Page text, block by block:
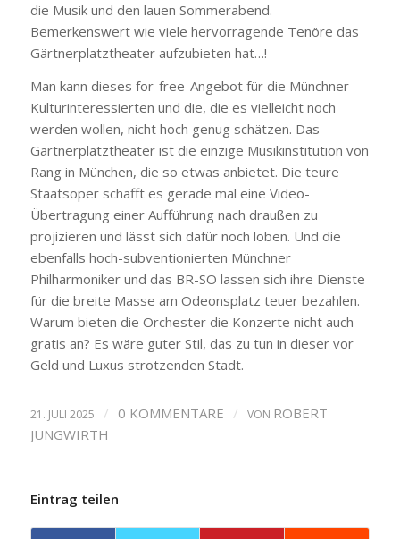
die Musik und den lauen Sommerabend.
Bemerkenswert wie viele hervorragende Tenöre das
Gärtnerplatztheater aufzubieten hat…!
Man kann dieses for-free-Angebot für die Münchner
Kulturinteressierten und die, die es vielleicht noch
werden wollen, nicht hoch genug schätzen. Das
Gärtnerplatztheater ist die einzige Musikinstitution von
Rang in München, die so etwas anbietet. Die teure
Staatsoper schafft es gerade mal eine Video-
Übertragung einer Aufführung nach draußen zu
projizieren und lässt sich dafür noch loben. Und die
ebenfalls hoch-subventionierten Münchner
Philharmoniker und das BR-SO lassen sich ihre Dienste
für die breite Masse am Odeonsplatz teuer bezahlen.
Warum bieten die Orchester die Konzerte nicht auch
gratis an? Es wäre guter Stil, das zu tun in dieser vor
Geld und Luxus strotzenden Stadt.
21. JULI 2025 / 0 KOMMENTARE / VON ROBERT
JUNGWIRTH
Eintrag teilen